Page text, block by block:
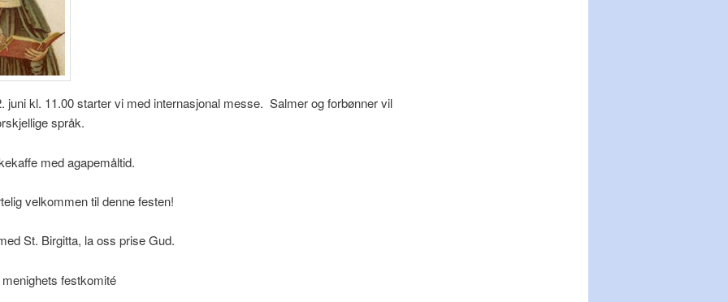
juni kl. 11.00 starter vi med internasjonal messe. Salmer og forbønner vil
språk.
med agapemåltid.
velkommen til denne festen!
St. Birgitta, la oss prise Gud.
festkomité